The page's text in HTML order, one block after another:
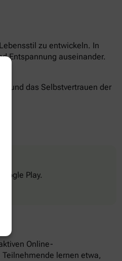
zu entwickeln. In
Entspannung auseinander.
und das Selbstvertrauen der
Play.
Online-
lernen etwa,